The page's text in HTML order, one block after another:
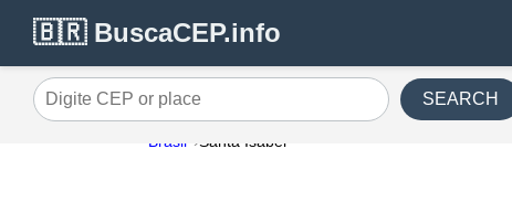
🇧🇷 BuscaCEP.info
Digite CEP or place SEARCH
Brasil Santa Isabel